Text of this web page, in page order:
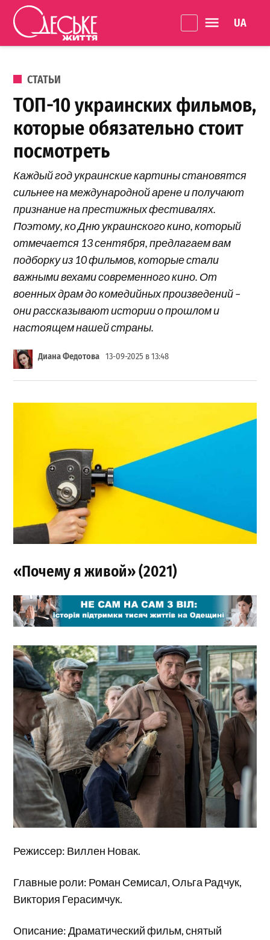
Перейти к содержанию
життя
ОПУБЛИКОВАНО В
СТАТЬИ
ТОП-10 украинских фильмов,
которые обязательно стоит
посмотреть
Каждый год украинские картины становятся
сильнее на международной арене и получают
признание на престижных фестивалях.
Поэтому, ко Дню украинского кино, который
отмечается 13 сентября, предлагаем вам
подборку из 10 фильмов, которые стали
важными вехами современного кино. От
военных драм до комедийных произведений –
они рассказывают истории о прошлом и
настоящем нашей страны.
Диана Федотова 13-09-2025 в 13:48
«Почему я живой» (2021)
Режиссер: Виллен Новак.
Главные роли: Роман Семисал, Ольга Радчук,
Виктория Герасимчук.
Описание: Драматический фильм, снятый